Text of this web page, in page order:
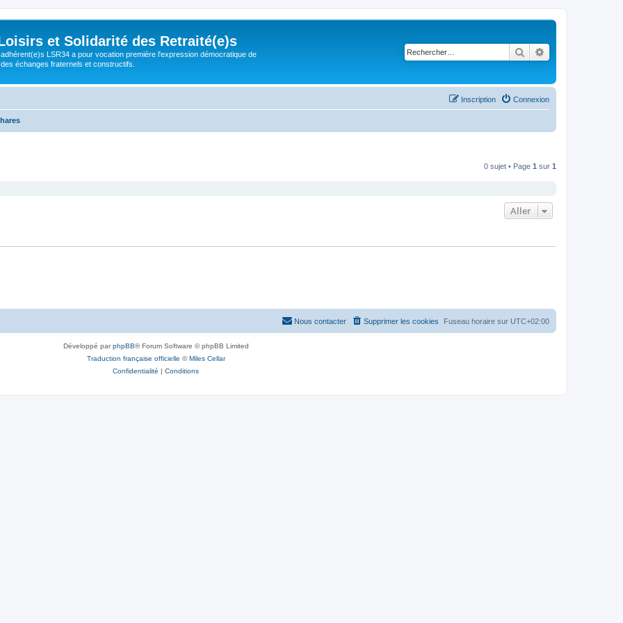
et Solidarité des Retraité(e)s
LSR34 a pour vocation première l'expression démocratique de
échanges fraternels et constructifs.
Rechercher
Connexion
Inscription
0 sujet • Page 1 sur 1
Aller
Fuseau horaire sur UTC+02:00
Supprimer les cookies
Nous contacter
Développé parphpBB® Forum Software © phpBB Limited
Traduction française officielle ©Miles Cellar
Confidentialité | Conditions